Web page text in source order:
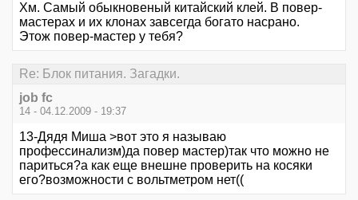
Хм. Самый обыкновеный китайский клей. В повер-
мастерах и их клонах завсегда богато насрано.
Этож повер-мастер у тебя?
Re: Блок питания. Загадки.
job fc
14 - 04.12.2009 - 19:37
13-Дядя Миша >вот это я называю
профессинализм)да повер мастер)так что можно не
париться?а как еще внешне проверить на косяки
его?возможности с вольтметром нет((